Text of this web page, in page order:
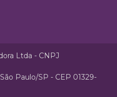
Ltda - CNPJ
Paulo/SP - CEP 01329-